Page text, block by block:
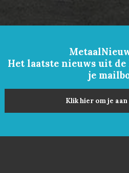
Het laatste nieuws uit
je
Klik hier om je